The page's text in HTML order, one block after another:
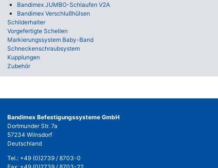
Bandimex JUMBO-Schlaufen V2A
Bandimex Verschlußhülsen
Schilderhalter
Vorgefertigte Schellen
Markierungssystem Baby-Band
Schneckenschraubsystem
Kupplungen
Zubehör
Bandimex Befestigungssysteme GmbH
Dortmunder Str. 7a
57234 Wilnsdorf
Deutschland
Tel.: +49 (0)2739 / 8703-0